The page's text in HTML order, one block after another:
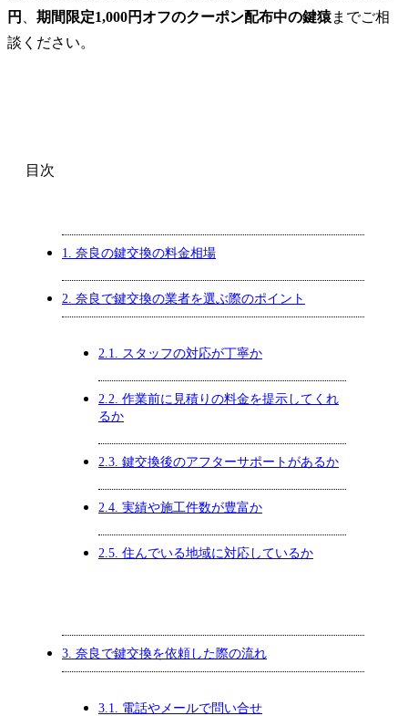
円
期間限定1,000円オフのクーポン配布中の鍵猿までご相
談ください。
目次
1. 奈良の鍵交換の料金相場
2. 奈良で鍵交換の業者を選ぶ際のポイント
2.1. スタッフの対応が丁寧か
2.2. 作業前に見積りの料金を提示してくれ
るか
2.3. 鍵交換後のアフターサポートがあるか
2.4. 実績や施工件数が豊富か
2.5. 住んでいる地域に対応しているか
3. 奈良で鍵交換を依頼した際の流れ
3.1. 電話やメールで問い合せ